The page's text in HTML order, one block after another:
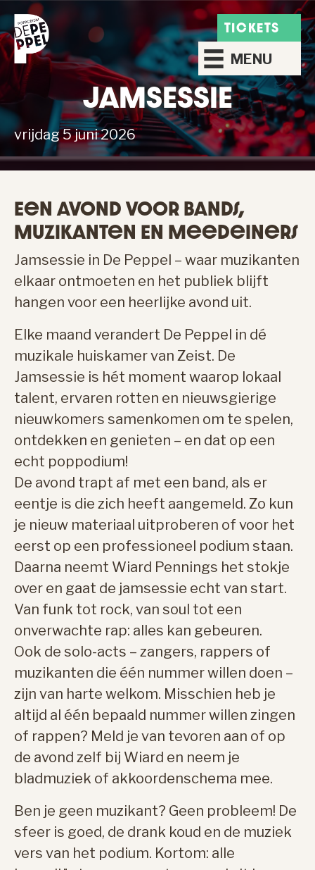
TICKETS
MENU
JAMSESSIE
vrijdag 5 juni 2026
Een Avond Voor Bands,
Muzikanten En Meedeiners
Jamsessie in De Peppel – waar muzikanten
elkaar ontmoeten en het publiek blijft
hangen voor een heerlijke avond uit.
Elke maand verandert De Peppel in dé
muzikale huiskamer van Zeist. De
Jamsessie is hét moment waarop lokaal
talent, ervaren rotten en nieuwsgierige
nieuwkomers samenkomen om te spelen,
ontdekken en genieten – en dat op een
echt poppodium!
De avond trapt af met een band, als er
eentje is die zich heeft aangemeld. Zo kun
je nieuw materiaal uitproberen of voor het
eerst op een professioneel podium staan.
Daarna neemt Wiard Pennings het stokje
over en gaat de jamsessie echt van start.
Van funk tot rock, van soul tot een
onverwachte rap: alles kan gebeuren.
Ook de solo-acts – zangers, rappers of
muzikanten die één nummer willen doen –
zijn van harte welkom. Misschien heb je
altijd al één bepaald nummer willen zingen
of rappen? Meld je van tevoren aan of op
de avond zelf bij Wiard en neem je
bladmuziek of akkoordenschema mee.
Ben je geen muzikant? Geen probleem! De
sfeer is goed, de drank koud en de muziek
vers van het podium. Kortom: alle